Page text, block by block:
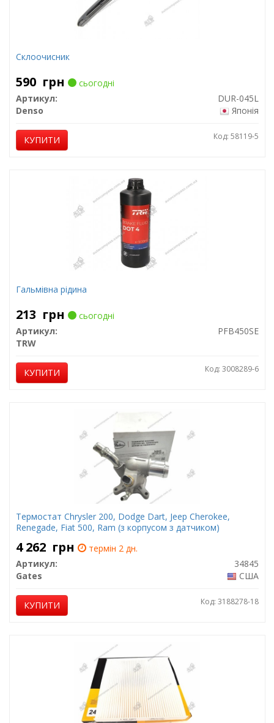
Склоочисник
590 грн
сьогодні
Артикул:
DUR-045L
Denso
Японія
КУПИТИ Код: 58119-5
Гальмівна рідина
213 грн
сьогодні
Артикул:
PFB450SE
TRW
КУПИТИ Код: 3008289-6
Термостат Chrysler 200, Dodge Dart, Jeep Cherokee,
Renegade, Fiat 500, Ram (з корпусом з датчиком)
4 262 грн
термін 2 дн.
Артикул:
34845
Gates
США
КУПИТИ Код: 3188278-18